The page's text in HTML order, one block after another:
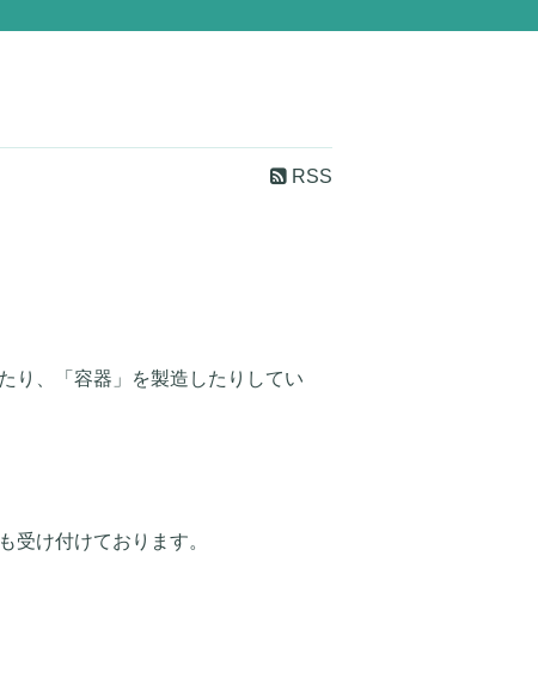
RSS
り、「容器」を製造したりしてい
受け付けております。